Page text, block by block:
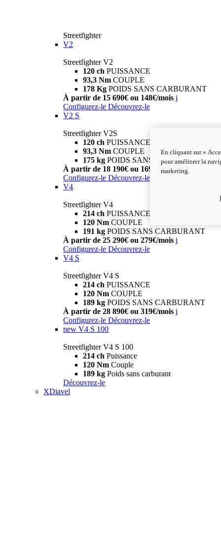
Streetfighter
V2
Streetfighter V2
120 ch PUISSANCE
93,3 Nm COUPLE
178 Kg POIDS SANS CARBURANT
À partir de 15 690€ ou 148€/mois i
Configurez-le Découvrez-le
V2 S
Streetfighter V2S
120 ch PUISSANCE
93,3 Nm COUPLE
175 kg POIDS SANS CARBURANT
À partir de 18 190€ ou 169€/mois i
Configurez-le Découvrez-le
V4
Streetfighter V4
214 ch PUISSANCE
120 Nm COUPLE
191 kg POIDS SANS CARBURANT
À partir de 25 290€ ou 279€/mois i
Configurez-le Découvrez-le
V4 S
Streetfighter V4 S
214 ch PUISSANCE
120 Nm COUPLE
189 kg POIDS SANS CARBURANT
À partir de 28 890€ ou 319€/mois i
Configurez-le Découvrez-le
new V4 S 100
Streetfighter V4 S 100
214 ch Puissance
120 Nm Couple
189 kg Poids sans carburant
Découvrez-le
XDiavel
En cliquant sur «
pour améliorer la
marketing.